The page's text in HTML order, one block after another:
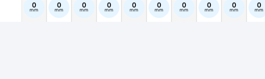
0
mm 0
mm 0
mm 0
mm 0
mm 0
mm 0
mm 0
mm 0
mm 0
mm